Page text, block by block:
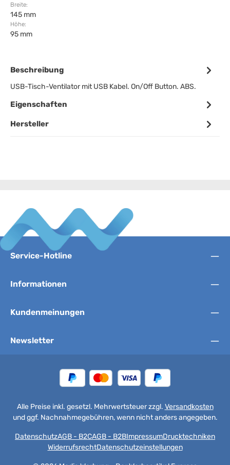
Breite:
145 mm
Höhe:
95 mm
Beschreibung
USB-Tisch-Ventilator mit USB Kabel. On/Off Button. ABS.
Eigenschaften
Hersteller
Service-Hotline
Informationen
Kundenmeinungen
Newsletter
Alle Preise inkl. gesetzl. Mehrwertsteuer zzgl. Versandkosten
und ggf. Nachnahmegebühren, wenn nicht anders angegeben.
DatenschutzAGB - B2CAGB - B2BImpressumDrucktechniken
WiderrufsrechtDatenschutzeinstellungen